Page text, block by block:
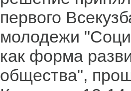
первого
молодежи
как форма
общества",